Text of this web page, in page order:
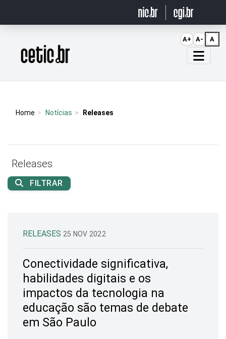
Página inicial
Home Notícias Releases
Releases
FILTRAR
RELEASES 25 NOV 2022
Conectividade significativa,
habilidades digitais e os
impactos da tecnologia na
educação são temas de debate
em São Paulo
A+ A- A